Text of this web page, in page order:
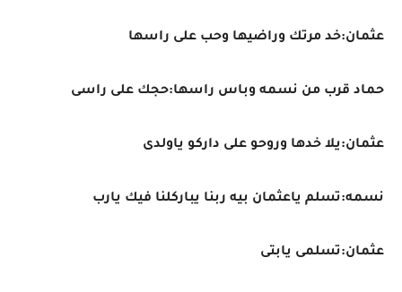
عثمان:خد مرتك وراضيها وحب على راسها
حماد قرب من نسمه وباس راسها:حجك على راسى
عثمان:يلا خدها وروحو على داركو ياولدى
نسمه:تسلم ياعثمان بيه ربنا يباركلنا فيك يارب
عثمان:تسلمى يابتى